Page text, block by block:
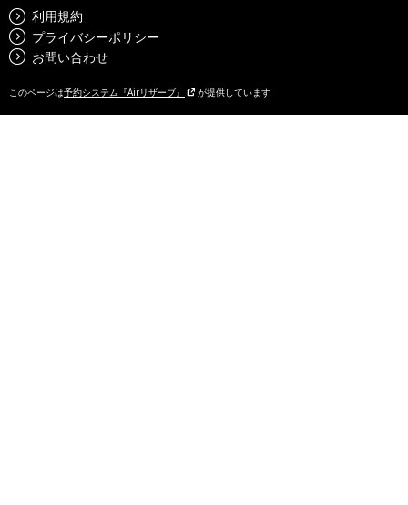
利用規約
プライバシーポリシー
お問い合わせ
このページは予約システム『Airリザーブ』 が提供しています